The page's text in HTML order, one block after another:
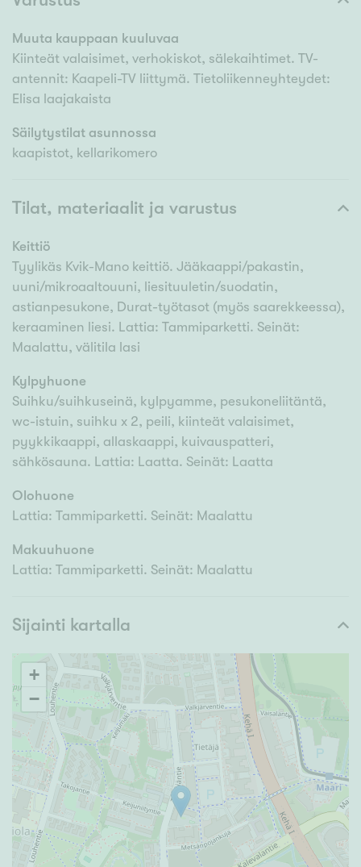
Muuta kauppaan kuuluvaa
Kiinteät valaisimet, verhokiskot, sälekaihtimet. TV-
antennit: Kaapeli-TV liittymä. Tietoliikenneyhteydet:
Elisa laajakaista
Säilytystilat asunnossa
kaapistot, kellarikomero
Tilat, materiaalit ja varustus
Keittiö
Tyylikäs Kvik-Mano keittiö. Jääkaappi/pakastin,
uuni/mikroaaltouuni, liesituuletin/suodatin,
astianpesukone, Durat-työtasot (myös saarekkeessa),
keraaminen liesi. Lattia: Tammiparketti. Seinät:
Maalattu, välitila lasi
Kylpyhuone
Suihku/suihkuseinä, kylpyamme, pesukoneliitäntä,
wc-istuin, suihku x 2, peili, kiinteät valaisimet,
pyykkikaappi, allaskaappi, kuivauspatteri,
sähkösauna. Lattia: Laatta. Seinät: Laatta
Olohuone
Lattia: Tammiparketti. Seinät: Maalattu
Makuuhuone
Lattia: Tammiparketti. Seinät: Maalattu
Sijainti kartalla
+
−